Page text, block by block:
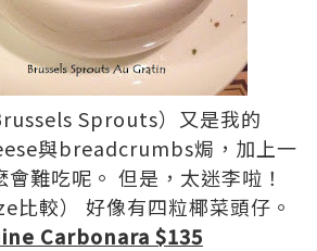
Sprouts）又是我的
與breadcrumbs焗，加上一
難吃呢。 但是，太迷李啦！
比較） 好像有四粒椰菜頭仔。
Carbonara $135